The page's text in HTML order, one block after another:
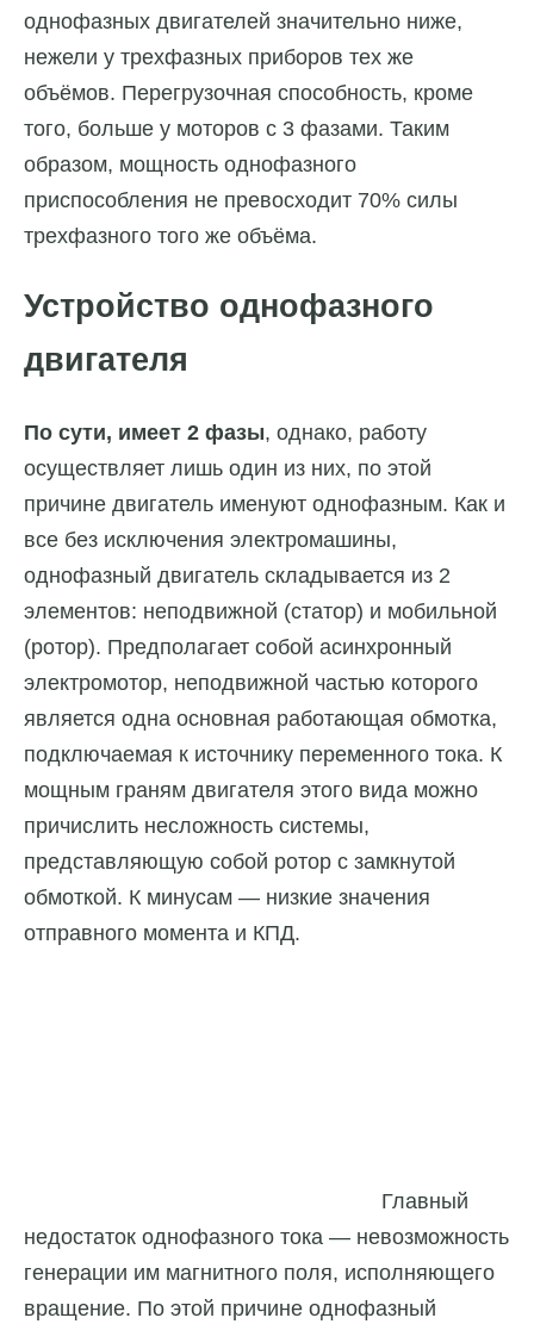
однофазных двигателей значительно ниже,
нежели у трехфазных приборов тех же
объёмов. Перегрузочная способность, кроме
того, больше у моторов с 3 фазами. Таким
образом, мощность однофазного
приспособления не превосходит 70% силы
трехфазного того же объёма.
Устройство однофазного
двигателя
По сути, имеет 2 фазы, однако, работу
осуществляет лишь один из них, по этой
причине двигатель именуют однофазным. Как и
все без исключения электромашины,
однофазный двигатель складывается из 2
элементов: неподвижной (статор) и мобильной
(ротор). Предполагает собой асинхронный
электромотор, неподвижной частью которого
является одна основная работающая обмотка,
подключаемая к источнику переменного тока. К
мощным граням двигателя этого вида можно
причислить несложность системы,
представляющую собой ротор с замкнутой
обмоткой. К минусам — низкие значения
отправного момента и КПД.
Главный
недостаток однофазного тока — невозможность
генерации им магнитного поля, исполняющего
вращение. По этой причине однофазный